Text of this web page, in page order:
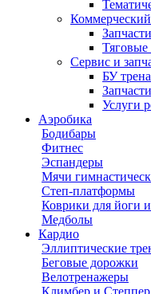
Коммерческий
Запчасти
Тяговые
Сервис и
БУ
Услуги
Аэробика
Бодибары
Фитнес
Эспандеры
Мячи
Степ-платформы
Коврики для йоги
Медболы
Кардио
Эллиптические
Беговые дорожки
Велотренажеры
Климбер и Степпер